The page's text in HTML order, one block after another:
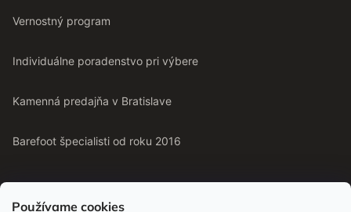
Používame cookies
Vernostný program
Individuálne poradenstvo pri výbere
Kamenná predajňa v Bratislave
Barefoot špecialisti od roku 2016